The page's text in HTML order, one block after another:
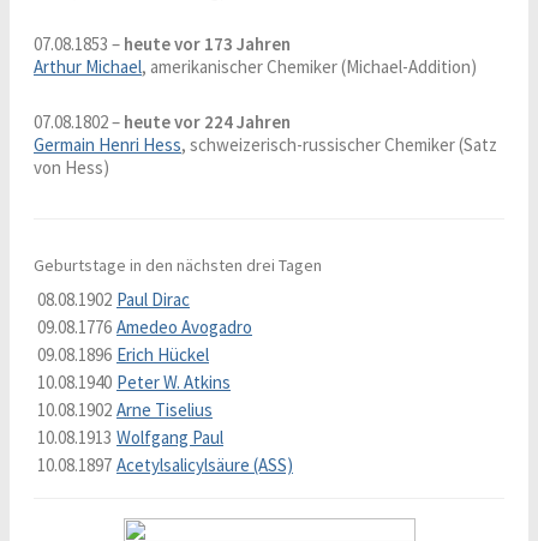
07.08.1853 – heute vor 173 Jahren
Arthur Michael, amerikanischer Chemiker (Michael-Addition)
07.08.1802 – heute vor 224 Jahren
Germain Henri Hess, schweizerisch-russischer Chemiker (Satz
von Hess)
Geburtstage in den nächsten drei Tagen
08.08.1902 Paul Dirac
09.08.1776 Amedeo Avogadro
09.08.1896 Erich Hückel
10.08.1940 Peter W. Atkins
10.08.1902 Arne Tiselius
10.08.1913 Wolfgang Paul
10.08.1897 Acetylsalicylsäure (ASS)